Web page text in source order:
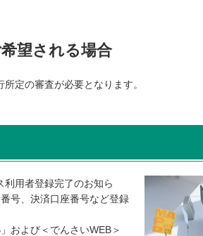
望される場合
定の審査が必要となります。
用者登録完了のお知ら
号、決済口座番号など登録
および＜でんさいWEB＞